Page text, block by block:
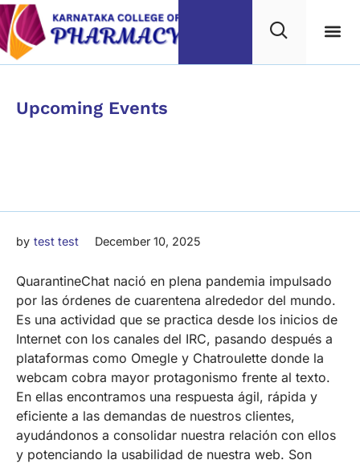
Category
Upcoming Events
by test test December 10, 2025
QuarantineChat nació en plena pandemia impulsado
por las órdenes de cuarentena alrededor del mundo.
Es una actividad que se practica desde los inicios de
Internet con los canales del IRC, pasando después a
plataformas como Omegle y Chatroulette donde la
webcam cobra mayor protagonismo frente al texto.
En ellas encontramos una respuesta ágil, rápida y
eficiente a las demandas de nuestros clientes,
ayudándonos a consolidar nuestra relación con ellos
y potenciando la usabilidad de nuestra web. Son